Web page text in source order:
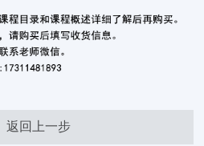
返回上一步